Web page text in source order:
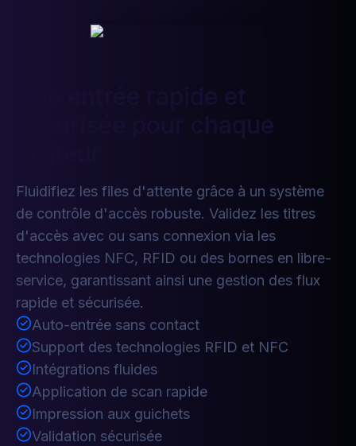
Une entrée rapide et
sécurisée pour chaque
Fluidifiez les files d'attente grâce à un système
de contrôle d'accès robuste. Validez les titres
d'accès avec ou sans connexion via les
technologies NFC, RFID ou des bornes en libre-
service, garantissant ainsi une gestion des flux
rapide et sécurisée.
Auto-entrée sans contact
Support des technologies RFID et NFC
Intégrations fluides
Application de scan rapide
Impression aux guichets
Validation sécurisée